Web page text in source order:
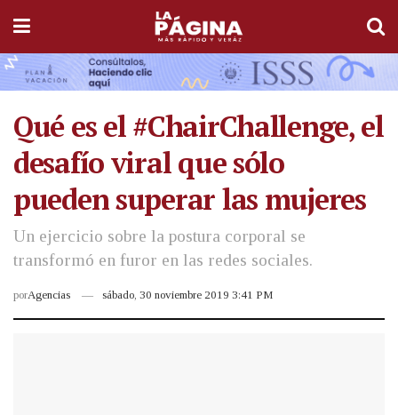
Qué es el #ChairChallenge, el
desafío viral que sólo
pueden superar las mujeres
Un ejercicio sobre la postura corporal se
transformó en furor en las redes sociales.
porAgencias sábado, 30 noviembre 2019 3:41 PM